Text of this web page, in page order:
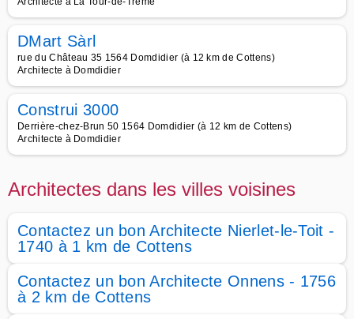
DMart Sàrl
rue du Château 35 1564 Domdidier (à 12 km de Cottens)
Architecte à Domdidier
Construi 3000
Derrière-chez-Brun 50 1564 Domdidier (à 12 km de Cottens)
Architecte à Domdidier
Architectes dans les villes voisines
Contactez un bon Architecte Nierlet-le-Toit -
1740 à 1 km de Cottens
Contactez un bon Architecte Onnens - 1756
à 2 km de Cottens